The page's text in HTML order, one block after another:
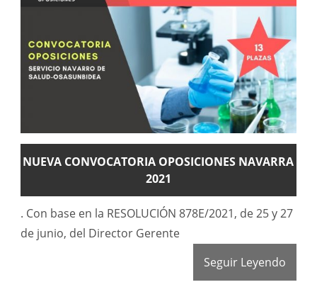
NUEVA CONVOCATORIA OPOSICIONES NAVARRA
2021
. Con base en la RESOLUCIÓN 878E/2021, de 25 y 27
de junio, del Director Gerente
Seguir Leyendo